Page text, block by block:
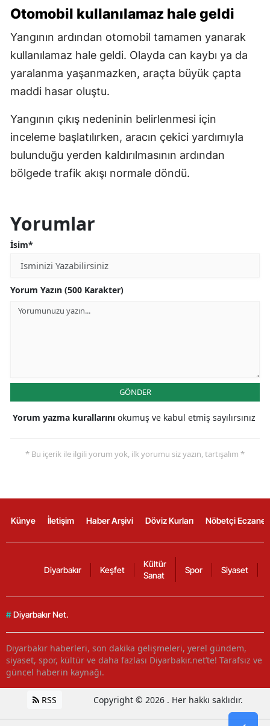
Otomobil kullanılamaz hale geldi
Yangının ardından otomobil tamamen yanarak
kullanılamaz hale geldi. Olayda can kaybı ya da
yaralanma yaşanmazken, araçta büyük çapta
maddi hasar oluştu.
Yangının çıkış nedeninin belirlenmesi için
inceleme başlatılırken, aracın çekici yardımıyla
bulunduğu yerden kaldırılmasının ardından
bölgede trafik akışı normale döndü.
Yorumlar
İsim*
Yorum Yazın (500 Karakter)
GÖNDER
Yorum yazma kurallarını okumuş ve kabul etmiş sayılırsınız
* Bu içerik ile ilgili yorum yok, ilk yorumu siz yazın, tartışalım *
Künye İletişim Haber Arşivi Döviz Kurları Nöbetçi
Diyarbakır Keşfet
Kültür
Sanat
Spor Siyaset
# Diyarbakır Net.
Diyarbakır haberleri, son dakika gelişmeleri, yerel gündem,
siyaset, spor, kültür ve daha fazlası Diyarbakir.net’te! Tarafsız ve
güncel haberin kaynağı.
RSS Copyright © 2026 . Her hakkı saklıdır.